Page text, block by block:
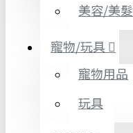
美容/美髮
寵物/玩具
寵物用品
玩具